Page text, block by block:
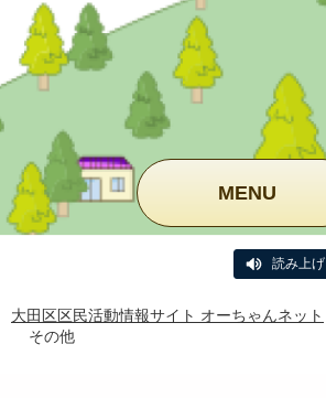
MENU
読み上げ
大田区区民活動情報サイト オーちゃんネット
その他